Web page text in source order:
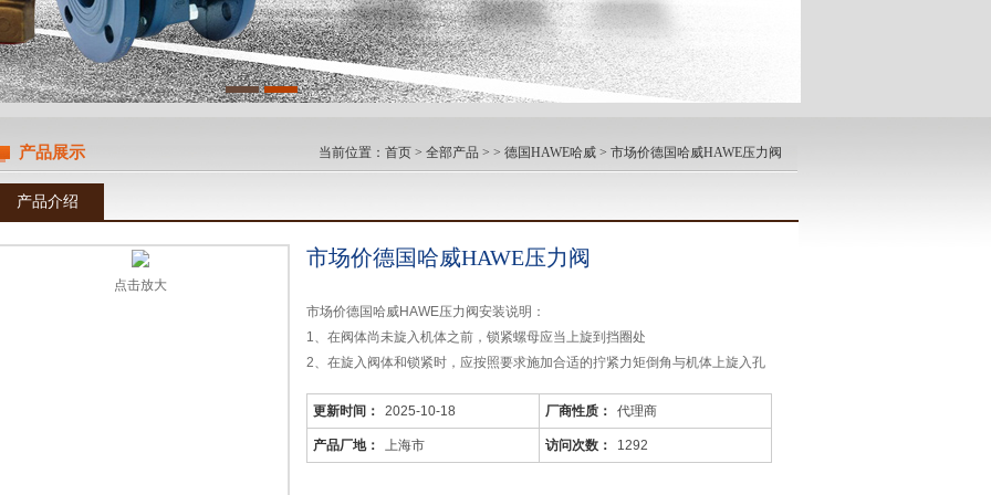
产品展示 当前位置： 首页 > 全部产品 > > 德国HAWE哈威 > 市场价德国哈威HAWE压力阀
产品介绍
点击放大
市场价德国哈威HAWE压力阀
市场价德国哈威HAWE压力阀安装说明：
1、在阀体尚未旋入机体之前，锁紧螺母应当上旋到挡圈处
2、在旋入阀体和锁紧时，应按照要求施加合适的拧紧力矩倒角与机体上旋入孔
3、在拧紧压紧螺母时，应当符合要求的拧紧力矩
更新时间： 2025-10-18 厂商性质： 代理商
产品厂地： 上海市 访问次数： 1292